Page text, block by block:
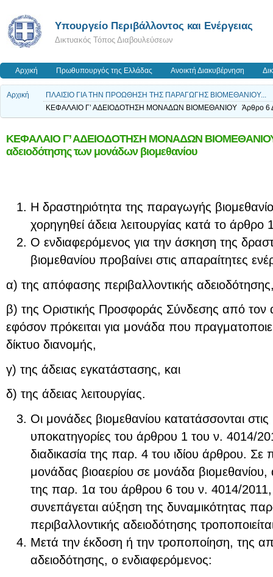
Yπουργείο Περιβάλλοντος και Ενέργειας
Δικτυακός Τόπος Διαβουλεύσεων
Αρχική Πρωθυπουργός της Ελλάδας Ανοικτή Διακυβέρνηση
Αρχική
ΠΛΑΙΣΙΟ ΓΙΑ ΤΗΝ ΠΡΟΩΘΗΣΗ ΤΗΣ ΠΑΡΑΓΩΓΗΣ ΒΙΟΜΕΘΑΝΙΟΥ...
ΚΕΦΑΛΑΙΟ Γ’ ΑΔΕΙΟΔΟΤΗΣΗ ΜΟΝΑΔΩΝ ΒΙΟΜΕΘΑΝΙΟΥ Άρθρο 6
ΚΕΦΑΛΑΙΟ Γ’ ΑΔΕΙΟΔΟΤΗΣΗ ΜΟΝΑΔΩΝ ΒΙΟΜΕΘΑΝΙΟΥ
αδειοδότησης των μονάδων βιομεθανίου
Η δραστηριότητα της παραγωγής
χορηγηθεί άδεια λειτουργίας κατά το άρθρο
Ο ενδιαφερόμενος για την άσκηση της
βιομεθανίου προβαίνει στις απαραίτητες
α) της απόφασης περιβαλλοντικής
β) της Οριστικής Προσφοράς Σύνδεσης από τον
εφόσον πρόκειται για μονάδα που
δίκτυο διανομής,
γ) της άδειας εγκατάστασης, και
δ) της άδειας λειτουργίας.
Οι μονάδες βιομεθανίου κατατάσσονται στις
υποκατηγορίες του άρθρου 1 του ν. 4014/
διαδικασία της παρ. 4 του ιδίου άρθρου.
μονάδας βιοαερίου σε μονάδα βιομεθανίου,
της παρ. 1α του άρθρου 6 του ν. 4014/
συνεπάγεται αύξηση της δυναμικότητας
περιβαλλοντικής αδειοδότησης
Μετά την έκδοση ή την τροποποίηση, της
αδειοδότησης, ο ενδιαφερόμενος: